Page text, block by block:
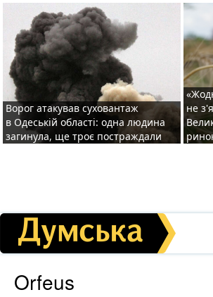
Ворог атакував суховантаж
в Одеській області: одна людина
загинула, ще троє постраждали
не
Orfeus